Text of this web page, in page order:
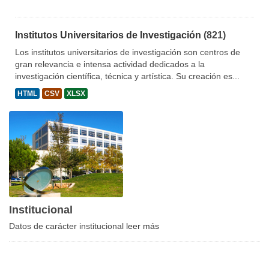
Institutos Universitarios de Investigación (821)
Los institutos universitarios de investigación son centros de
gran relevancia e intensa actividad dedicados a la
investigación científica, técnica y artística. Su creación es...
HTML CSV XLSX
Institucional
Datos de carácter institucional leer más